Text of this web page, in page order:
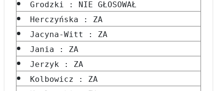
Grodzki : NIE GŁOSOWAŁ
Herczyńska : ZA
Jacyna-Witt : ZA
Jania : ZA
Jerzyk : ZA
Kolbowicz : ZA